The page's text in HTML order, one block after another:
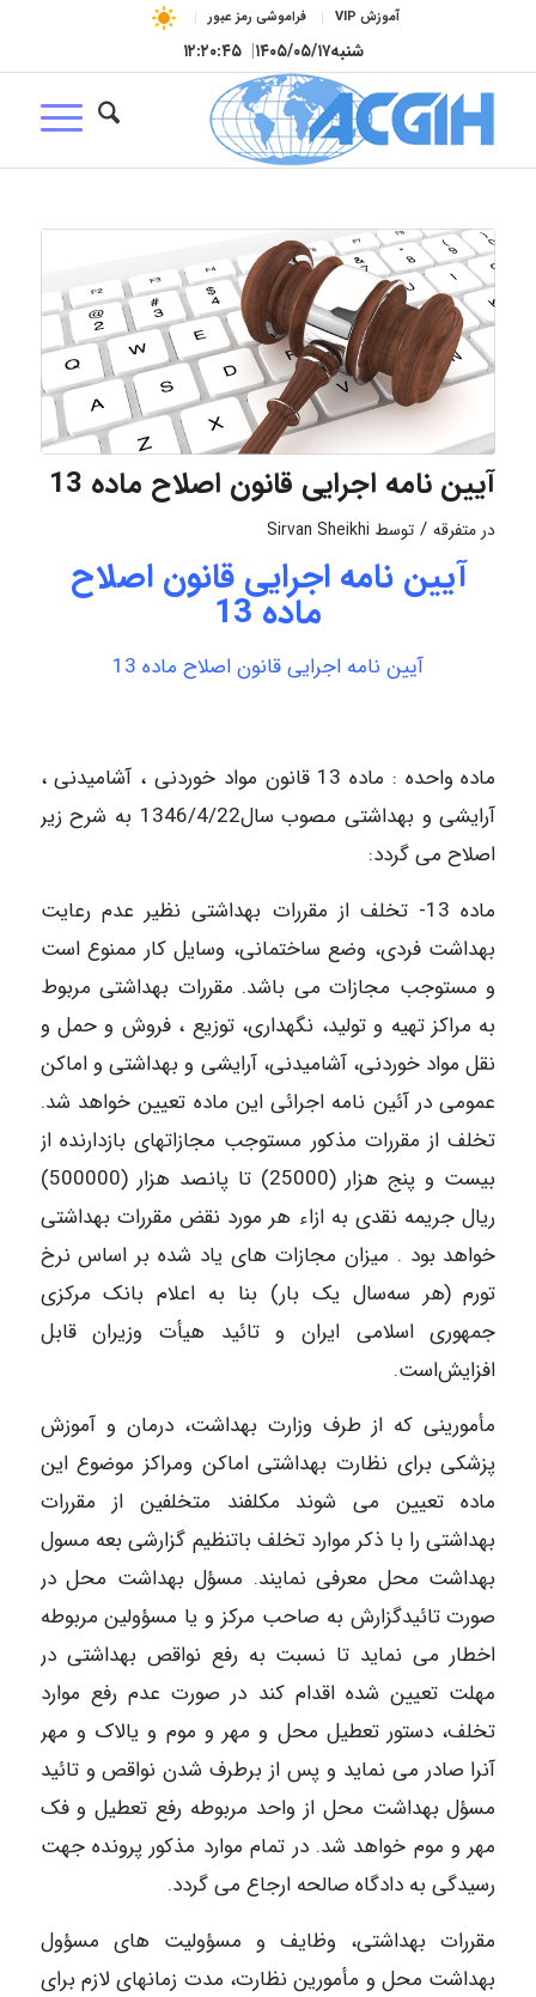
آموزش VIP فراموشی رمز عبور
شنبه۱۴۰۵/۰۵/۱۷| ۱۲:۲۰:۴۶
آیین نامه اجرایی قانون اصلاح ماده 13
در متفرقه / توسط Sirvan Sheikhi
آیین نامه اجرایی قانون اصلاح
ماده 13
آیین نامه اجرایی قانون اصلاح ماده 13
ماده‌ واحده‌ : ماده‌ 13 قانون‌ مواد خوردنی‌ ، آشامیدنی‌ ،
آرایشی‌ و بهداشتی‌ مصوب‌ سال‌1346/4/22 به‌ شرح‌ زیر
اصلاح‌ می‌ گردد:
ماده‌ 13- تخلف‌ از مقررات‌ بهداشتی‌ نظیر عدم‌ رعایت‌
بهداشت‌ فردی‌، وضع‌ ساختمانی‌، وسایل‌ کار ممنوع‌ است‌
و مستوجب‌ مجازات‌ می‌ باشد. مقررات‌ بهداشتی‌ مربوط
به‌ مراکز تهیه‌ و تولید، نگهداری‌، توزیع‌ ، فروش‌ و حمل‌ و
نقل‌ مواد خوردنی‌، آشامیدنی‌، آرایشی‌ و بهداشتی‌ و اماکن‌
عمومی‌ در آئین‌ نامه‌ اجرائی‌ این‌ ماده‌ تعیین‌ خواهد شد.
تخلف‌ از مقررات‌ مذکور مستوجب‌ مجازاتهای‌ بازدارنده‌ از
بیست‌ و پنج‌ هزار (25000) تا پانصد هزار (500000)
ریال‌ جریمه‌ نقدی‌ به ازاء هر مورد نقض‌ مقررات‌ بهداشتی‌
خواهد بود . میزان‌ مجازات های‌ یاد شده‌ بر اساس‌ نرخ‌
تورم‌ (هر سه‌سال‌ یک‌ بار) بنا به‌ اعلام‌ بانک‌ مرکزی‌
جمهوری‌ اسلامی‌ ایران‌ و تائید هیأت‌ وزیران‌ قابل‌
افزایش‌است.
مأمورینی‌ که‌ از طرف‌ وزارت‌ بهداشت‌، درمان‌ و آموزش‌
پزشکی‌ برای‌ نظارت‌ بهداشتی‌ اماکن‌ ومراکز موضوع‌ این‌
ماده‌ تعیین‌ می‌ شوند مکلفند متخلفین‌ از مقررات‌
بهداشتی‌ را با ذکر موارد تخلف‌ باتنظیم‌ گزارشی‌ بعه مسول‌
بهداشت‌ محل‌ معرفی‌ نمایند. مسؤل‌ بهداشت‌ محل‌ در
صورت‌ تائیدگزارش‌ به‌ صاحب‌ مرکز و یا مسؤولین‌ مربوطه‌
اخطار می‌ نماید تا نسبت‌ به‌ رفع‌ نواقص‌ بهداشتی‌ در
مهلت‌ تعیین‌ شده‌ اقدام‌ کند در صورت‌ عدم‌ رفع‌ موارد
تخلف‌، دستور تعطیل‌ محل‌ و مهر و موم‌ و یالاک‌ و مهر
آنرا صادر می‌ نماید و پس‌ از برطرف‌ شدن‌ نواقص‌ و تائید
مسؤل‌ بهداشت‌ محل‌ از واحد مربوطه‌ رفع‌ تعطیل‌ و فک‌
مهر و موم‌ خواهد شد. در تمام‌ موارد مذکور پرونده‌ جهت‌
رسیدگی‌ به‌ دادگاه‌ صالحه‌ ارجاع‌ می‌ گردد.
مقررات‌ بهداشتی‌، وظایف‌ و مسؤولیت های‌ مسؤول‌
بهداشت‌ محل‌ و مأمورین‌ نظارت‌، مدت‌ زمانهای‌ لازم‌ برای‌